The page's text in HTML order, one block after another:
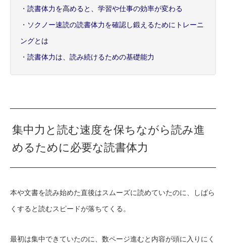
・ 読書体力を高めると、学習や仕事の効率が変わる
・ ソクノー速読の読書体力を確認し鍛えるためにトレーニ
ングとは
・ 読書体力は、読み続けるための基礎能力
集中力と読む速度を保ちながら読み進
めるために必要な読書体力
本や文書を読み始めた直後はスムーズに読めていたのに、しばら
くすると読むスピードが落ちてくる。
最初は集中できていたのに、数ページ進むと内容が頭に入りにく